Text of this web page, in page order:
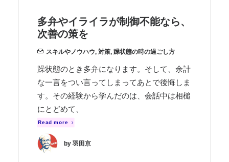
多弁やイライラが制御不能なら、
次善の策を
スキルやノウハウ, 対策, 躁状態の時の過ごし方
躁状態のとき多弁になります。そして、余計
な一言をつい言ってしまってあとで後悔しま
す。その経験から学んだのは、会話中は相槌
にとどめて、
Read more
by 羽田京